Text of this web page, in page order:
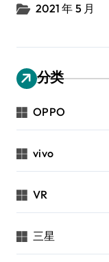
2021 年 5 月
分类
OPPO
vivo
VR
三星